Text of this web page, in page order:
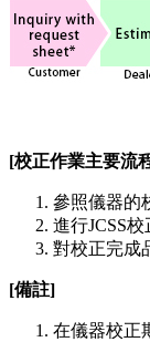
[校正作業主要流
參照儀器的
進行JCSS校
對校正完成
[備註]
在儀器校正